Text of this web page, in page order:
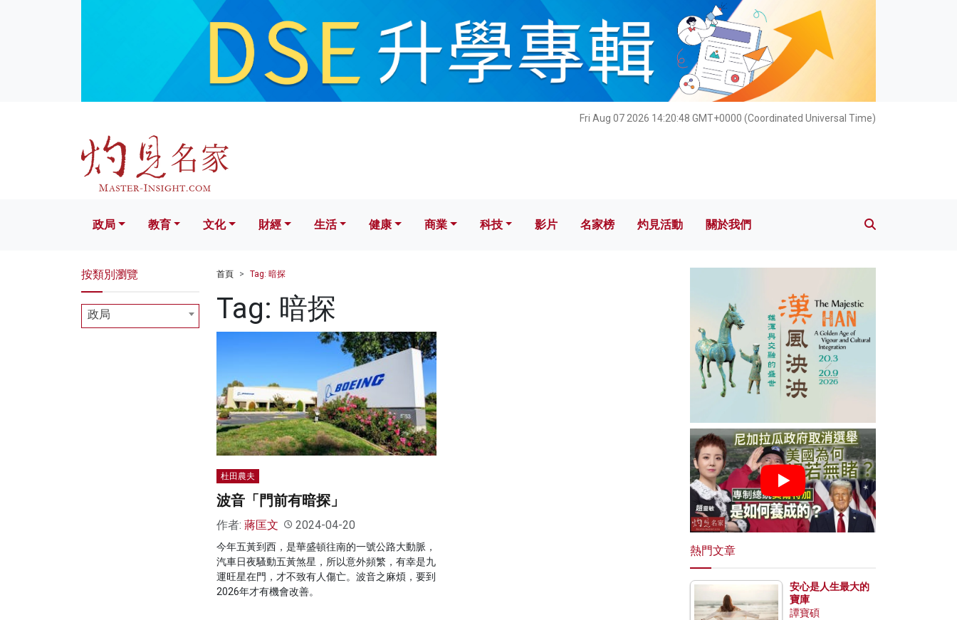
Fri Aug 07 2026 14:20:49 GMT+0000 (Coordinated Universal Time)
文化 財經 生活 健康 科技 影片 名家榜 灼見活動 關於我們
政局 教育 文化 財經 生活 健康 商業 科技 影片 名家榜 灼見活動 關於我們
首頁 Tag: 暗探
Tag: 暗探
杜田農夫
波音「門前有暗探」
作者: 蔣匡文 2024-04-20
今年五黃到西，是華盛頓往南的一號公路大動脈，
汽車日夜騷動五黃煞星，所以意外頻繁，有幸是九
運旺星在門，才不致有人傷亡。波音之麻煩，要到
2026年才有機會改善。
按類別瀏覽
政局
熱門文章
安心是人生最大的
寶庫
譚寶碩